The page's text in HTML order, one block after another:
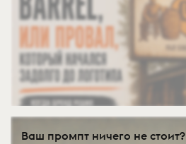
Ваш промпт ничего не стоит?